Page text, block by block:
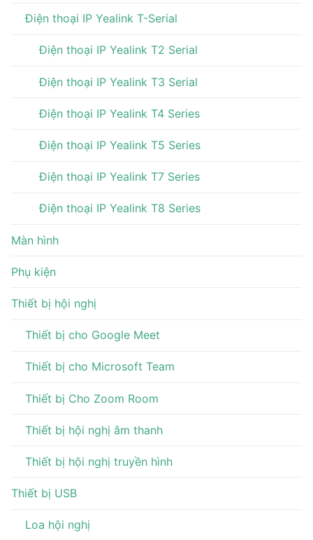
Điện thoại IP Yealink T-Serial
Điện thoại IP Yealink T2 Serial
Điện thoại IP Yealink T3 Serial
Điện thoại IP Yealink T4 Series
Điện thoại IP Yealink T5 Series
Điện thoại IP Yealink T7 Series
Điện thoại IP Yealink T8 Series
Màn hình
Phụ kiện
Thiết bị hội nghị
Thiết bị cho Google Meet
Thiết bị cho Microsoft Team
Thiết bị Cho Zoom Room
Thiết bị hội nghị âm thanh
Thiết bị hội nghị truyền hình
Thiết bị USB
Loa hội nghị